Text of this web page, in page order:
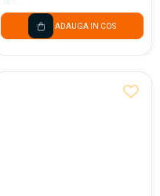
ADAUGA IN COS